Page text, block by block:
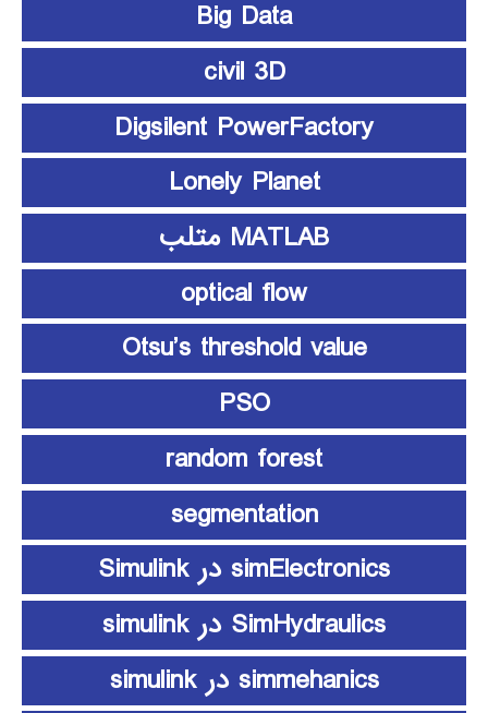
Big Data
civil 3D
Digsilent PowerFactory
Lonely Planet
MATLAB متلب
optical flow
Otsu’s threshold value
PSO
random forest
segmentation
simElectronics در Simulink
SimHydraulics در simulink
simmehanics در simulink